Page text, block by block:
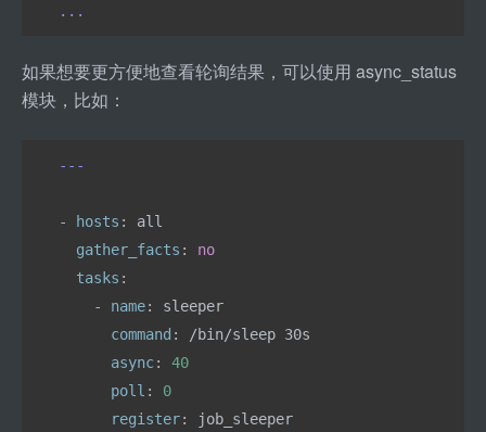
...
如果想要更方便地查看轮询结果，可以使用 async status
模块，比如：
---
- hosts : all
  gather_facts
: no
  tasks
:
- name: sleeper
command :
/bin/sleep 30s
async: 40
poll : 0
register: job_sleeper